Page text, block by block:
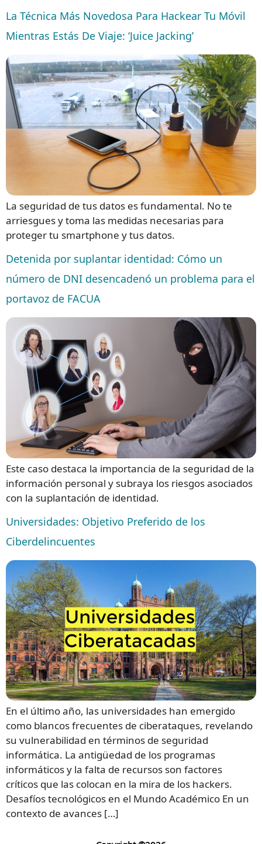
La Técnica Más Novedosa Para Hackear Tu Móvil
Mientras Estás De Viaje: ‘Juice Jacking’
La seguridad de tus datos es fundamental. No te
arriesgues y toma las medidas necesarias para
proteger tu smartphone y tus datos.
Detenida por suplantar identidad: Cómo un
número de DNI desencadenó un problema para el
portavoz de FACUA
Este caso destaca la importancia de la seguridad de la
información personal y subraya los riesgos asociados
con la suplantación de identidad.
Universidades: Objetivo Preferido de los
Ciberdelincuentes
En el último año, las universidades han emergido
como blancos frecuentes de ciberataques, revelando
su vulnerabilidad en términos de seguridad
informática. La antigüedad de los programas
informáticos y la falta de recursos son factores
críticos que las colocan en la mira de los hackers.
Desafíos tecnológicos en el Mundo Académico En un
contexto de avances […]